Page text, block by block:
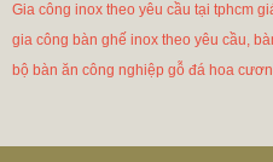
Gia công inox theo yêu cầu tại tphcm
gia công bàn ghế inox theo yêu cầu,
bộ bàn ăn công nghiệp gỗ đá hoa